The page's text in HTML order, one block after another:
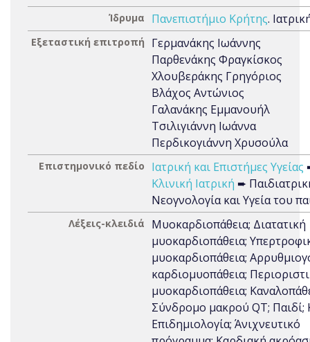
Ίδρυμα Πανεπιστήμιο Κρήτης.
Εξεταστική επιτροπή
Γερμανάκης Ιωάννης
Παρθενάκης Φραγκίσκος
Χλουβεράκης Γρηγόριος
Βλάχος Αντώνιος
Γαλανάκης Εμμανουήλ
Τσιλιγιάννη Ιωάννα
Περδικογιάννη Χρυσούλα
Επιστημονικό πεδίο Ιατρική και Επιστήμες Υγείας
Κλινική Ιατρική ➨
Νεογνολογία και Υγεία του
Λέξεις-κλειδιά
Μυοκαρδιοπάθεια; Διατατική
μυοκαρδιοπάθεια;
μυοκαρδιοπάθεια;
καρδιομυοπάθεια;
μυοκαρδιοπάθεια;
Σύνδρομο μακρού QT; Παιδί;
Επιδημιολογία; Άνιχνευτικό